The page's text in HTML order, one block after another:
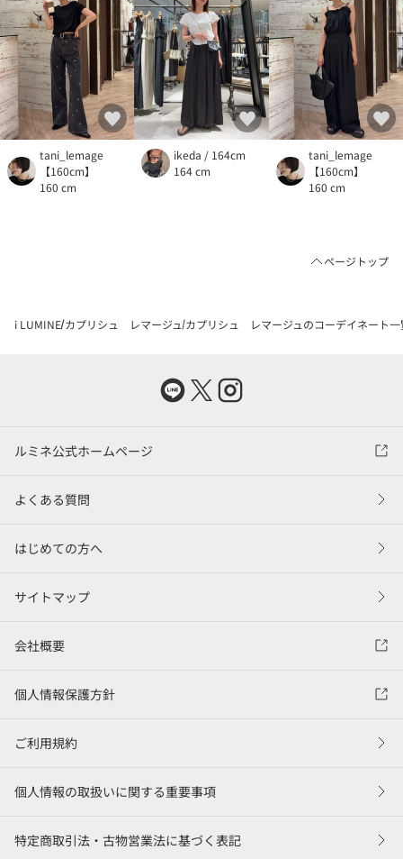
tani_lemage
【160cm】
160 cm
ikeda / 164cm
164 cm
tani_lemage
【160cm】
160 cm
ページトップ
i LUMINE カプリシュ レマージュ カプリシュ レマージュのコーデイネート一
ルミネ公式ホームページ
よくある質問
はじめての方へ
サイトマップ
会社概要
個人情報保護方針
ご利用規約
個人情報の取扱いに関する重要事項
特定商取引法・古物営業法に基づく表記